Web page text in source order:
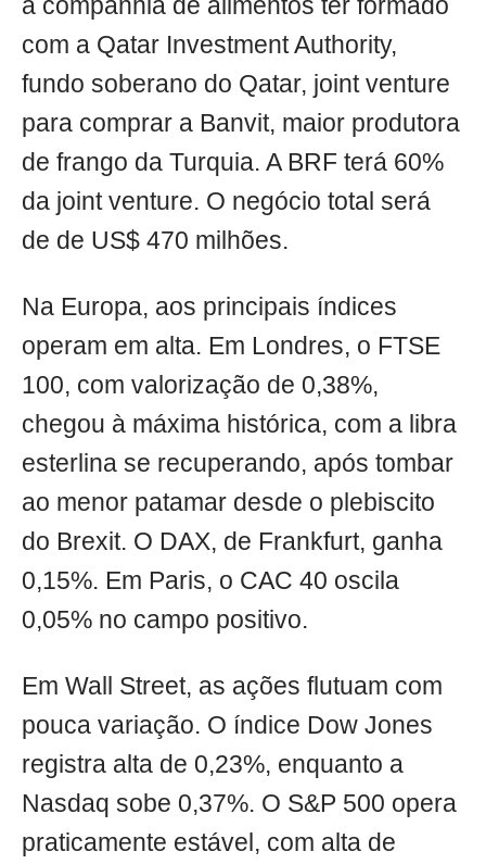
a companhia de alimentos ter formado
com a Qatar Investment Authority,
fundo soberano do Qatar, joint venture
para comprar a Banvit, maior produtora
de frango da Turquia. A BRF terá 60%
da joint venture. O negócio total será
de de US$ 470 milhões.
Na Europa, aos principais índices
operam em alta. Em Londres, o FTSE
100, com valorização de 0,38%,
chegou à máxima histórica, com a libra
esterlina se recuperando, após tombar
ao menor patamar desde o plebiscito
do Brexit. O DAX, de Frankfurt, ganha
0,15%. Em Paris, o CAC 40 oscila
0,05% no campo positivo.
Em Wall Street, as ações flutuam com
pouca variação. O índice Dow Jones
registra alta de 0,23%, enquanto a
Nasdaq sobe 0,37%. O S&P 500 opera
praticamente estável, com alta de